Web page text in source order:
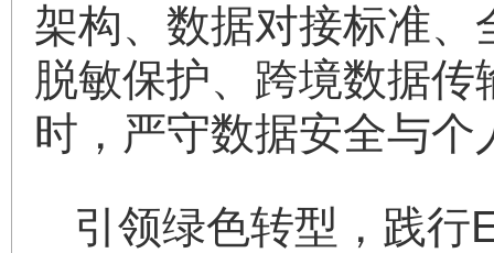
架构、数据对接标准
脱敏保护、跨境数据
时，严守数据安全与个
引领绿色转型，践行